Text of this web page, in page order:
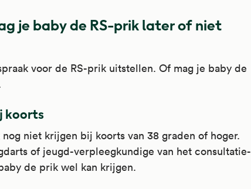
je baby de RS-prik later of niet
voor de RS-prik uitstellen. Of mag je baby de
koorts
niet krijgen bij koorts van 38 graden of hoger.
of jeugd-verpleegkundige van het consultatie-
de prik wel kan krijgen.